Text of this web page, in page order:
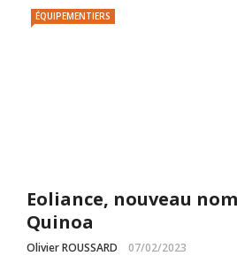
ÉQUIPEMENTIERS
Eoliance, nouveau
Quinoa
Olivier ROUSSARD 07/02/2023